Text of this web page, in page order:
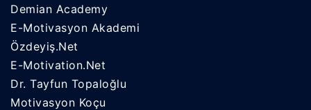
Demian Academy
E-Motivasyon Akademi
Özdeyiş.Net
E-Motivation.Net
Dr. Tayfun Topaloğlu
Motivasyon Koçu